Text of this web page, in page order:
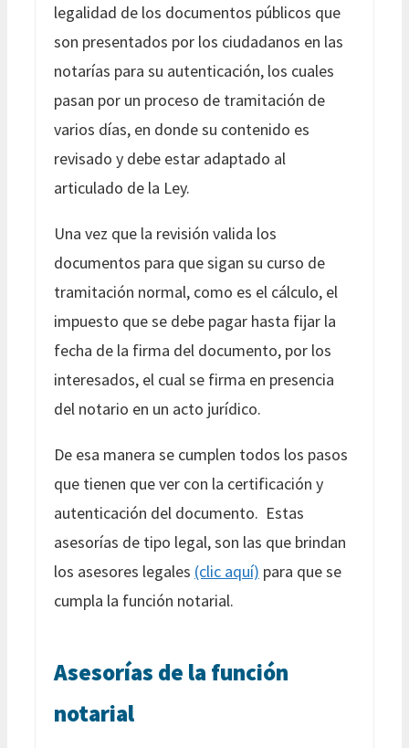
legalidad de los documentos públicos que
son presentados por los ciudadanos en las
notarías para su autenticación, los cuales
pasan por un proceso de tramitación de
varios días, en donde su contenido es
revisado y debe estar adaptado al
articulado de la Ley.
Una vez que la revisión valida los
documentos para que sigan su curso de
tramitación normal, como es el cálculo, el
impuesto que se debe pagar hasta fijar la
fecha de la firma del documento, por los
interesados, el cual se firma en presencia
del notario en un acto jurídico.
De esa manera se cumplen todos los pasos
que tienen que ver con la certificación y
autenticación del documento. Estas
asesorías de tipo legal, son las que brindan
los asesores legales (clic aquí) para que se
cumpla la función notarial.
Asesorías de la función
notarial